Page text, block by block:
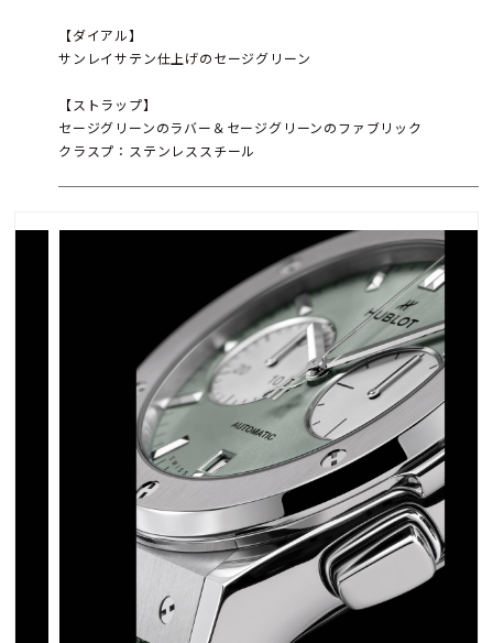
【ダイアル】
サンレイサテン仕上げのセージグリーン
【ストラップ】
セージグリーンのラバー＆セージグリーンのファブリック
クラスプ：ステンレススチール